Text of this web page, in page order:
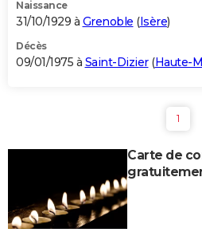
Naissance
31/10/1929 à Grenoble (Isère)
Décès
09/01/1975 à Saint-Dizier(Haute-
1
Carte de